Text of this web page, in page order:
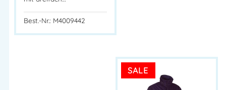
Best.-Nr.: M4009442
SALE